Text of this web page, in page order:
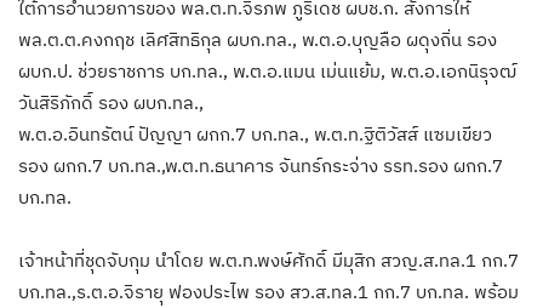
ใต้การอำนวยการของ พล.ต.ท.จิรภพ ภูริเดช ผบช.ก. สั่งการให้
พล.ต.ต.คงกฤช เลิศสิทธิกุล ผบก.ทล., พ.ต.อ.บุญลือ ผดุงถิ่น รอง
ผบก.ป. ช่วยราชการ บก.ทล., พ.ต.อ.แมน เม่นแย้ม, พ.ต.อ.เอกนิรุจฒ์
วันสิริภักดิ์ รอง ผบก.ทล.,
พ.ต.อ.อินทรัตน์ ปัญญา ผกก.7 บก.ทล., พ.ต.ท.ฐิติวัสส์ แซมเขียว
รอง ผกก.7 บก.ทล.,พ.ต.ท.ธนาคาร จันทร์กระจ่าง รรท.รอง ผกก.7
บก.ทล.
เจ้าหน้าที่ชุดจับกุม นำโดย พ.ต.ท.พงษ์ศักดิ์ มีมุสิก สวญ.ส.ทล.1 กก.7
บก.ทล.,ร.ต.อ.จิรายุ ฟองประไพ รอง สว.ส.ทล.1 กก.7 บก.ทล. พร้อม